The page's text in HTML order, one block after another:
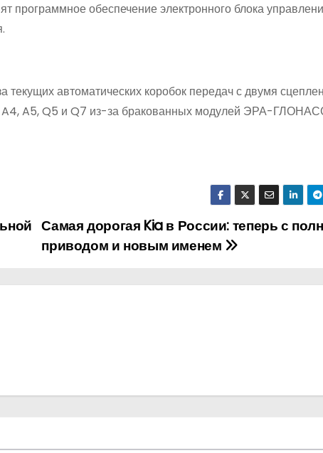
обеспечение электронного блока
автоматических коробок передач с двумя
A5, Q5 и Q7 из-за бракованных модулей ЭРА-
Самая дорогая Kia в России: теперь с
приводом и новым именем